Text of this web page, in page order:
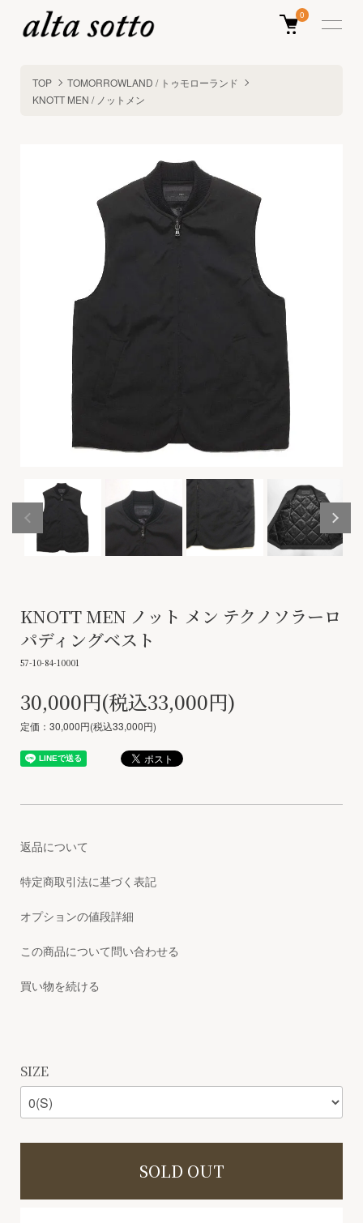
0
TOP
TOMORROWLAND / トゥモローランド
KNOTT MEN / ノットメン
KNOTT MEN ノット メン テクノソラーロ
パディングベスト
57-10-84-10001
30,000円(税込33,000円)
定価：30,000円(税込33,000円)
返品について
特定商取引法に基づく表記
オプションの値段詳細
この商品について問い合わせる
買い物を続ける
SIZE
SOLD OUT